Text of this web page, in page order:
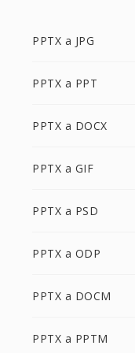
PPTX a JPG
PPTX a PPT
PPTX a DOCX
PPTX a GIF
PPTX a PSD
PPTX a ODP
PPTX a DOCM
PPTX a PPTM